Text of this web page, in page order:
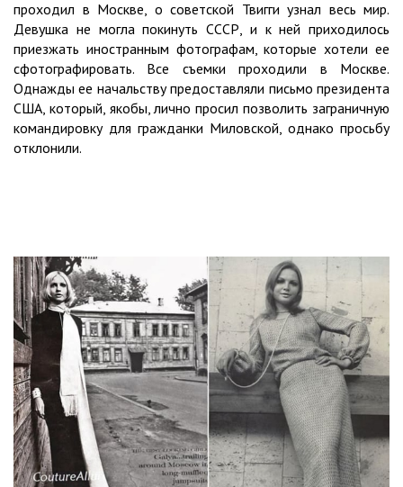
проходил в Москве, о советской Твигги узнал весь мир.
Девушка не могла покинуть СССР, и к ней приходилось
приезжать иностранным фотографам, которые хотели ее
сфотографировать. Все съемки проходили в Москве.
Однажды ее начальству предоставляли письмо президента
США, который, якобы, лично просил позволить заграничную
командировку для гражданки Миловской, однако просьбу
отклонили.